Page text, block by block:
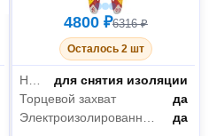
4800 ₽6316 ₽
Осталось 2 шт
Назначение
для снятия изоляции
Торцевой захват
да
да